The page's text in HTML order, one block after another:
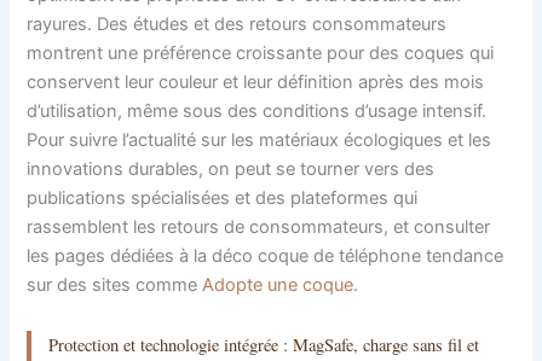
rayures. Des études et des retours consommateurs
montrent une préférence croissante pour des coques qui
conservent leur couleur et leur définition après des mois
d’utilisation, même sous des conditions d’usage intensif.
Pour suivre l’actualité sur les matériaux écologiques et les
innovations durables, on peut se tourner vers des
publications spécialisées et des plateformes qui
rassemblent les retours de consommateurs, et consulter
les pages dédiées à la déco coque de téléphone tendance
sur des sites commeAdopte une coque.
Protection et technologie intégrée : MagSafe, charge sans fil et